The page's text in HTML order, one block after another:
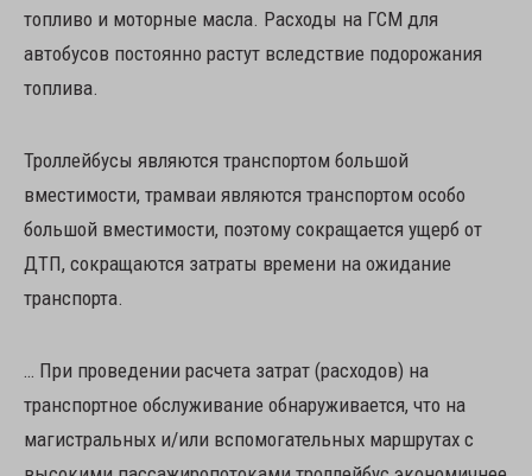
топливо и моторные масла. Расходы на ГСМ для
автобусов постоянно растут вследствие подорожания
топлива.
Троллейбусы являются транспортом большой
вместимости, трамваи являются транспортом особо
большой вместимости, поэтому сокращается ущерб от
ДТП, сокращаются затраты времени на ожидание
транспорта.
… При проведении расчета затрат (расходов) на
транспортное обслуживание обнаруживается, что на
магистральных и/или вспомогательных маршрутах с